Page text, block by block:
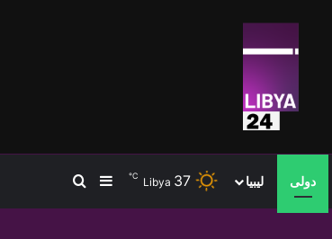
دولى ليبيا Libya 37
℃ إضافة عمود جانبي
بحث عن
المقبلين